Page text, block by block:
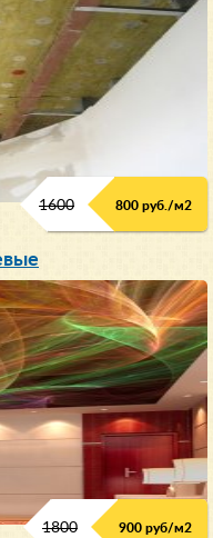
1600 800 руб./м2
1800 900 руб/м2